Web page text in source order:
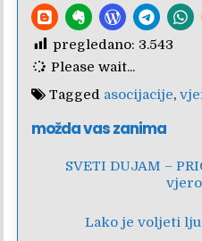
pregledano: 3.543
Please wait...
Tagged asocijacije,
možda vas zanima
SVETI DUJAM –
Lako je voljeti